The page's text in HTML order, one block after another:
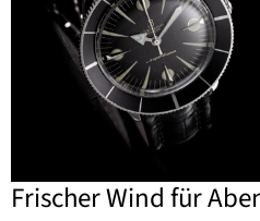
Frischer Wind für